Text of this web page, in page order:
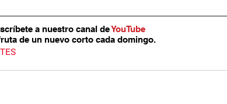
a nuestro canal de YouTube
de un nuevo corto cada domingo.